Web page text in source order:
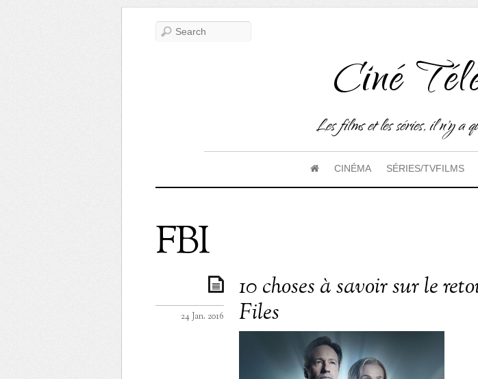
Ciné
Les films et les séries, il n'y a
CINÉMA SÉRIES/TVFILMS
FBI
10 choses à savoir sur le
Files
24 Jan. 2016